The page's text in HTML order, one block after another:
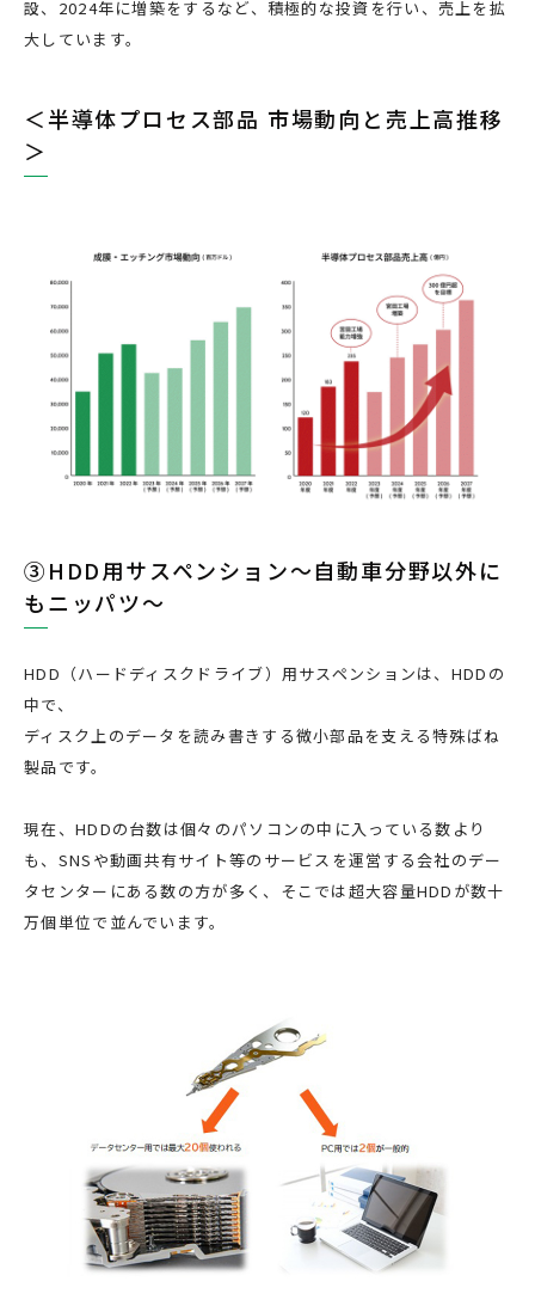
設、 2024年に増築をするなど、 積極的な投資を行い、売上を拡
大しています。
＜半導体プロセス部品 市場動向と売上高推移
＞
③HDD用サスペンション～自動車分野以外に
もニッパツ～
HDD（ハードディスクドライブ）用サスペンションは、HDDの
中で、
ディスク上のデータを読み書きする微小部品を支える特殊ばね
製品です。
現在、HDDの台数は個々のパソコンの中に入っている数より
も、SNSや動画共有サイト等のサービスを運営する会社のデー
タセンターにある数の方が多く、そこでは超大容量HDDが数十
万個単位で並んでいます。